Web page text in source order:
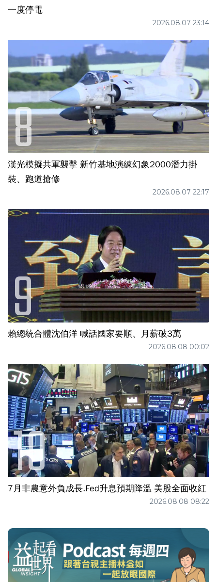
一度停電
2026.08.07 23:14
漢光模擬共軍襲擊 新竹基地演練幻象2000潛力掛
裝、跑道搶修
2026.08.07 22:17
賴總統合體沈伯洋 喊話國家要順、月薪破3萬
2026.08.08 00:02
7月非農意外負成長.Fed升息預期降溫 美股全面收紅
2026.08.08 08:22